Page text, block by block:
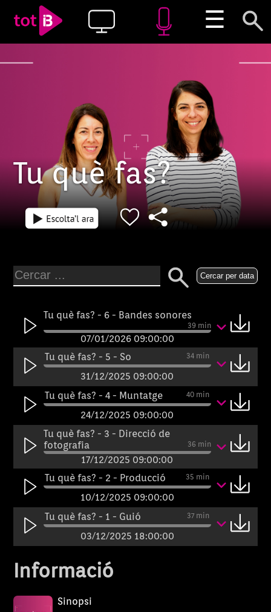
☰
Tu què fas?
Cercar per data
Tu què fas? - 6 - Bandes sonores
39 min
07/01/2026 09:00:00
Tu què fas? - 5 - So
34 min
31/12/2025 09:00:00
Tu què fas? - 4 - Muntatge
40 min
24/12/2025 09:00:00
Tu què fas? - 3 - Direcció de
fotografia
36 min
17/12/2025 09:00:00
Tu què fas? - 2 - Producció
35 min
10/12/2025 09:00:00
Tu què fas? - 1 - Guió
37 min
03/12/2025 18:00:00
Informació
Sinopsi